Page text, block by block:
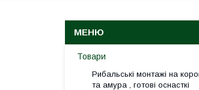
Товари
Рибальські монтажі на
та амура , готові оснасткі